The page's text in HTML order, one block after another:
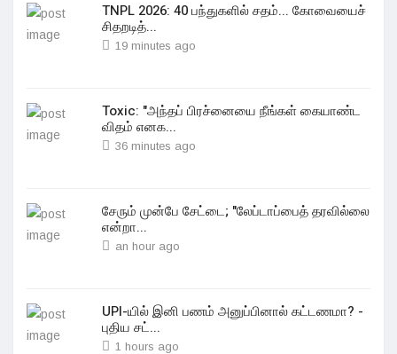
TNPL 2026: 40 பந்துகளில் சதம்... கோவையைச்
சிதறடித்...
19 minutes ago
Toxic: "அந்தப் பிரச்னையை நீங்கள் கையாண்ட
விதம் எனக...
36 minutes ago
சேரும் முன்பே சேட்டை; "லேப்டாப்பைத் தரவில்லை
என்றா...
an hour ago
UPI-யில் இனி பணம் அனுப்பினால் கட்டணமா? -
புதிய சட்...
1 hours ago